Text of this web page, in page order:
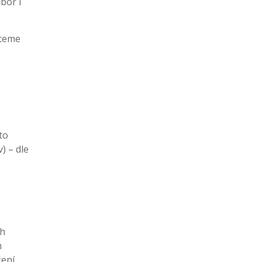
– dle